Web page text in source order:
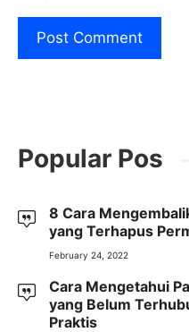
Popular Pos
8 Cara
yang Terhapus
February 24, 2022
Cara Mengetahui
yang Belum
Praktis